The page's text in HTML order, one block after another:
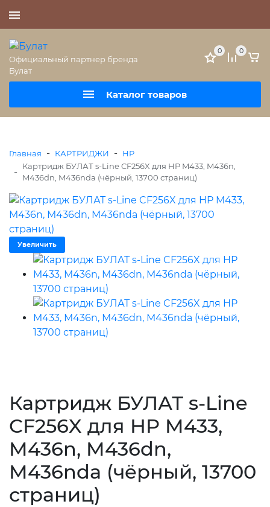
Официальный партнер бренда
Булат
Каталог товаров
0 0
Главная - КАРТРИДЖИ - HP
-
Картридж БУЛАТ s-Line CF256X для HP M433, M436n,
M436dn, M436nda (чёрный, 13700 страниц)
Увеличить
Картридж БУЛАТ s-Line
CF256X для HP M433,
M436n, M436dn,
M436nda (чёрный, 13700
страниц)